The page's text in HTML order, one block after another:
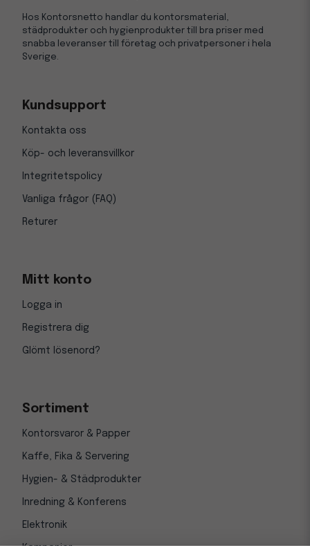
Hos Kontorsnetto handlar du kontorsmaterial,
städprodukter och hygienprodukter till bra priser med
snabba leveranser till företag och privatpersoner i hela
Sverige.
Kundsupport
Kontakta oss
Köp- och leveransvillkor
Integritetspolicy
Vanliga frågor (FAQ)
Returer
Mitt konto
Logga in
Registrera dig
Glömt lösenord?
Sortiment
Kontorsvaror & Papper
Kaffe, Fika & Servering
Hygien- & Städprodukter
Inredning & Konferens
Elektronik
Kampanjer